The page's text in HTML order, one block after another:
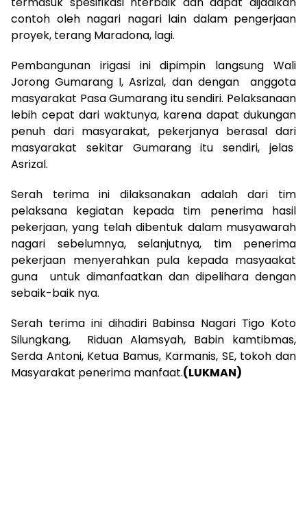
contoh oleh nagari nagari lain dalam pengerjaan
proyek, terang Maradona, lagi.
Pembangunan irigasi ini dipimpin langsung Wali
Jorong Gumarang I, Asrizal, dan dengan anggota
masyarakat Pasa Gumarang itu sendiri. Pelaksanaan
lebih cepat dari waktunya, karena dapat dukungan
penuh dari masyarakat, pekerjanya berasal dari
masyarakat sekitar Gumarang itu sendiri, jelas
Asrizal.
Serah terima ini dilaksanakan adalah dari tim
pelaksana kegiatan kepada tim penerima hasil
pekerjaan, yang telah dibentuk dalam musyawarah
nagari sebelumnya, selanjutnya, tim penerima
pekerjaan menyerahkan pula kepada masyaakat
guna untuk dimanfaatkan dan dipelihara dengan
sebaik-baik nya.
Serah terima ini dihadiri Babinsa Nagari Tigo Koto
Silungkang, Riduan Alamsyah, Babin kamtibmas,
Serda Antoni, Ketua Bamus, Karmanis, SE, tokoh dan
Masyarakat penerima manfaat.(LUKMAN)